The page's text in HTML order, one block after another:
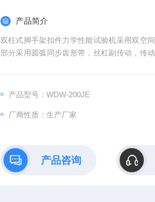
产品简介
双柱式脚手架扣件力学性能试验机采用双空
部分采用圆弧同步齿形带，丝杠副传动，传
产品型号：WDW-200JE
厂商性质：生产厂家
产品咨询